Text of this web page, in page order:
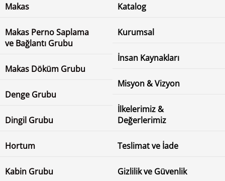
Makas
Makas Perno Saplama
ve Bağlantı Grubu
Makas Döküm Grubu
Denge Grubu
Dingil Grubu
Hortum
Kabin Grubu
Katalog
Kurumsal
İnsan Kaynakları
Misyon & Vizyon
İlkelerimiz &
Değerlerimiz
Teslimat ve İade
Gizlilik ve Güvenlik